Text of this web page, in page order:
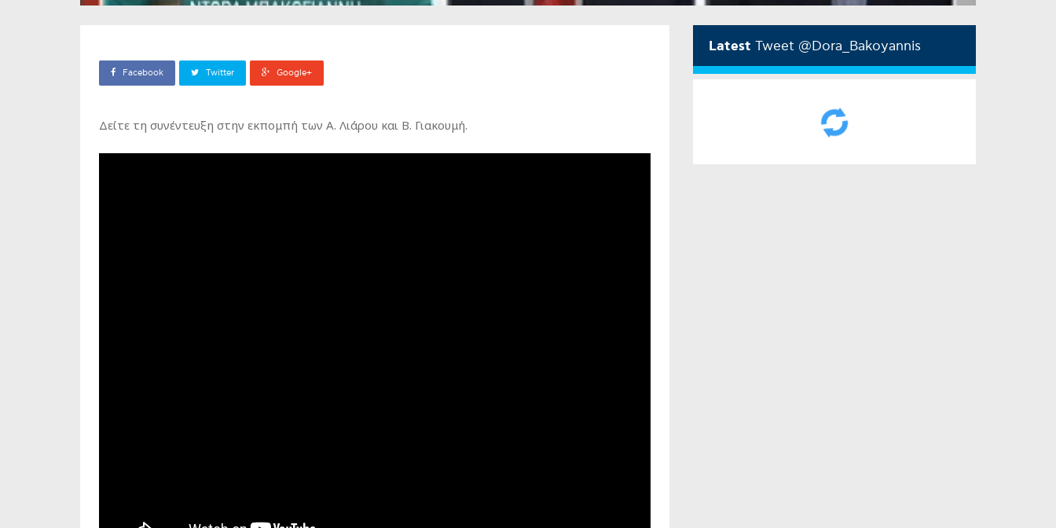
Facebook Twitter Google+
Δείτε τη συνέντευξη στην εκπομπή των A. Λιάρου και Β. Γιακουμή.
Latest Tweet @Dora_Bakoyannis